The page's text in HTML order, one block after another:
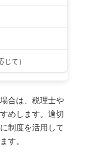
て）
合は、税理士や
めします。適切
制度を活用して
す。